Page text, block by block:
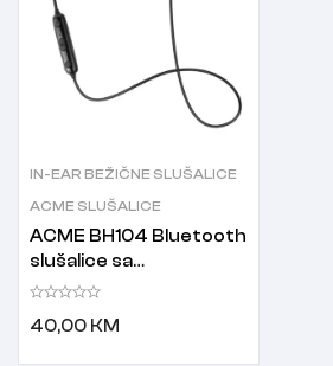
IN-EAR BEŽIČNE SLUŠALICE
ACME SLUŠALICE
ACME BH104 Bluetooth
slušalice sa
mikrofonom crne
40,00 KM